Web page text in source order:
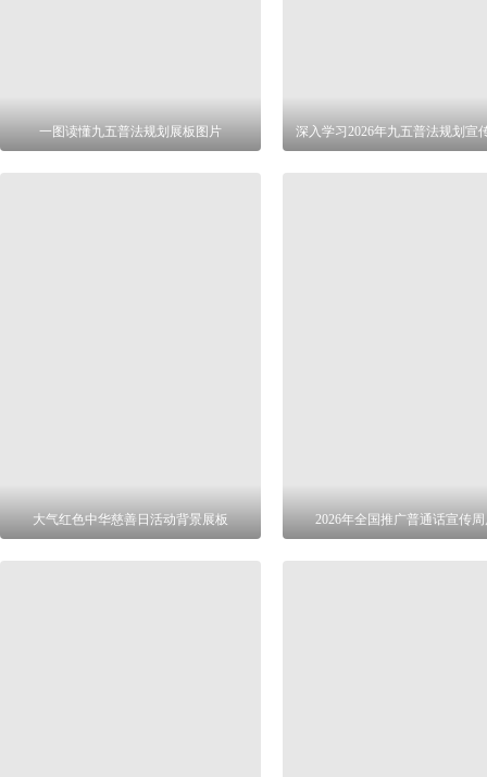
一图读懂九五普法规划展板图片 深入学习2026年九五普法规划宣
大气红色中华慈善日活动背景展板 2026年全国推广普通话宣传